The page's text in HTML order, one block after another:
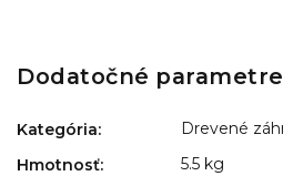
Dodatočné parametre
Kategória:
Drevené
Hmotnosť: 5.5 kg